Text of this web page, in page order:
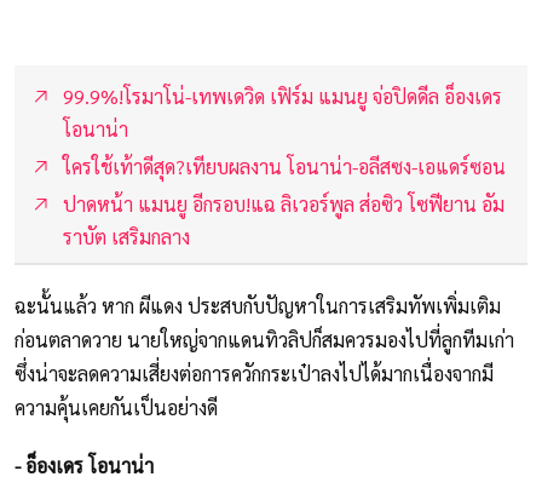
99.9%!โรมาโน่-เทพเดวิด เฟิร์ม แมนยู จ่อปิดดีล อ็องเดร
โอนาน่า
ใครใช้เท้าดีสุด?เทียบผลงาน โอนาน่า-อลีสซง-เอแดร์ซอน
ปาดหน้า แมนยู อีกรอบ!แฉ ลิเวอร์พูล ส่อซิว โซฟียาน อัม
ราบัต เสริมกลาง
ฉะนั้นแล้ว หาก ผีแดง ประสบกับปัญหาในการเสริมทัพเพิ่มเติม
ก่อนตลาดวาย นายใหญ่จากแดนทิวลิปก็สมควรมองไปที่ลูกทีมเก่า
ซึ่งน่าจะลดความเสี่ยงต่อการควักกระเป๋าลงไปได้มากเนื่องจากมี
ความคุ้นเคยกันเป็นอย่างดี
- อ็องเดร โอนาน่า